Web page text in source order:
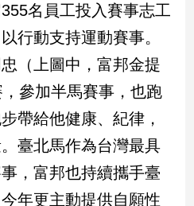
名員工投入賽事志工
行動支持運動賽事。
（上圖中，富邦金提
參加半馬賽事，也跑
帶給他健康、紀律，
臺北馬作為台灣最具
，富邦也持續攜手臺
年更主動提供自願性